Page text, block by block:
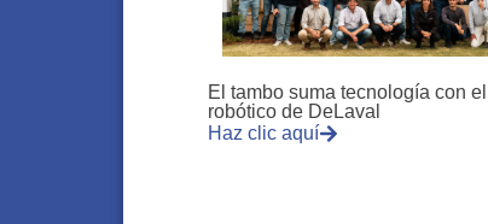
El tambo suma tecnología con
robótico de DeLaval
Haz clic aquí